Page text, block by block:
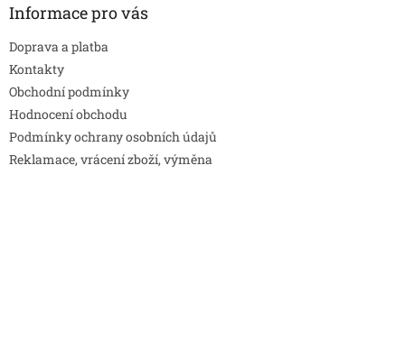
Informace pro vás
Doprava a platba
Kontakty
Obchodní podmínky
Hodnocení obchodu
Podmínky ochrany osobních údajů
Reklamace, vrácení zboží, výměna